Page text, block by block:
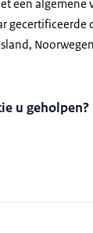
een
gecertificeerde
u geholpen?